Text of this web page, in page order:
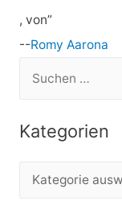
, von”
--Romy Aarona
Kategorien